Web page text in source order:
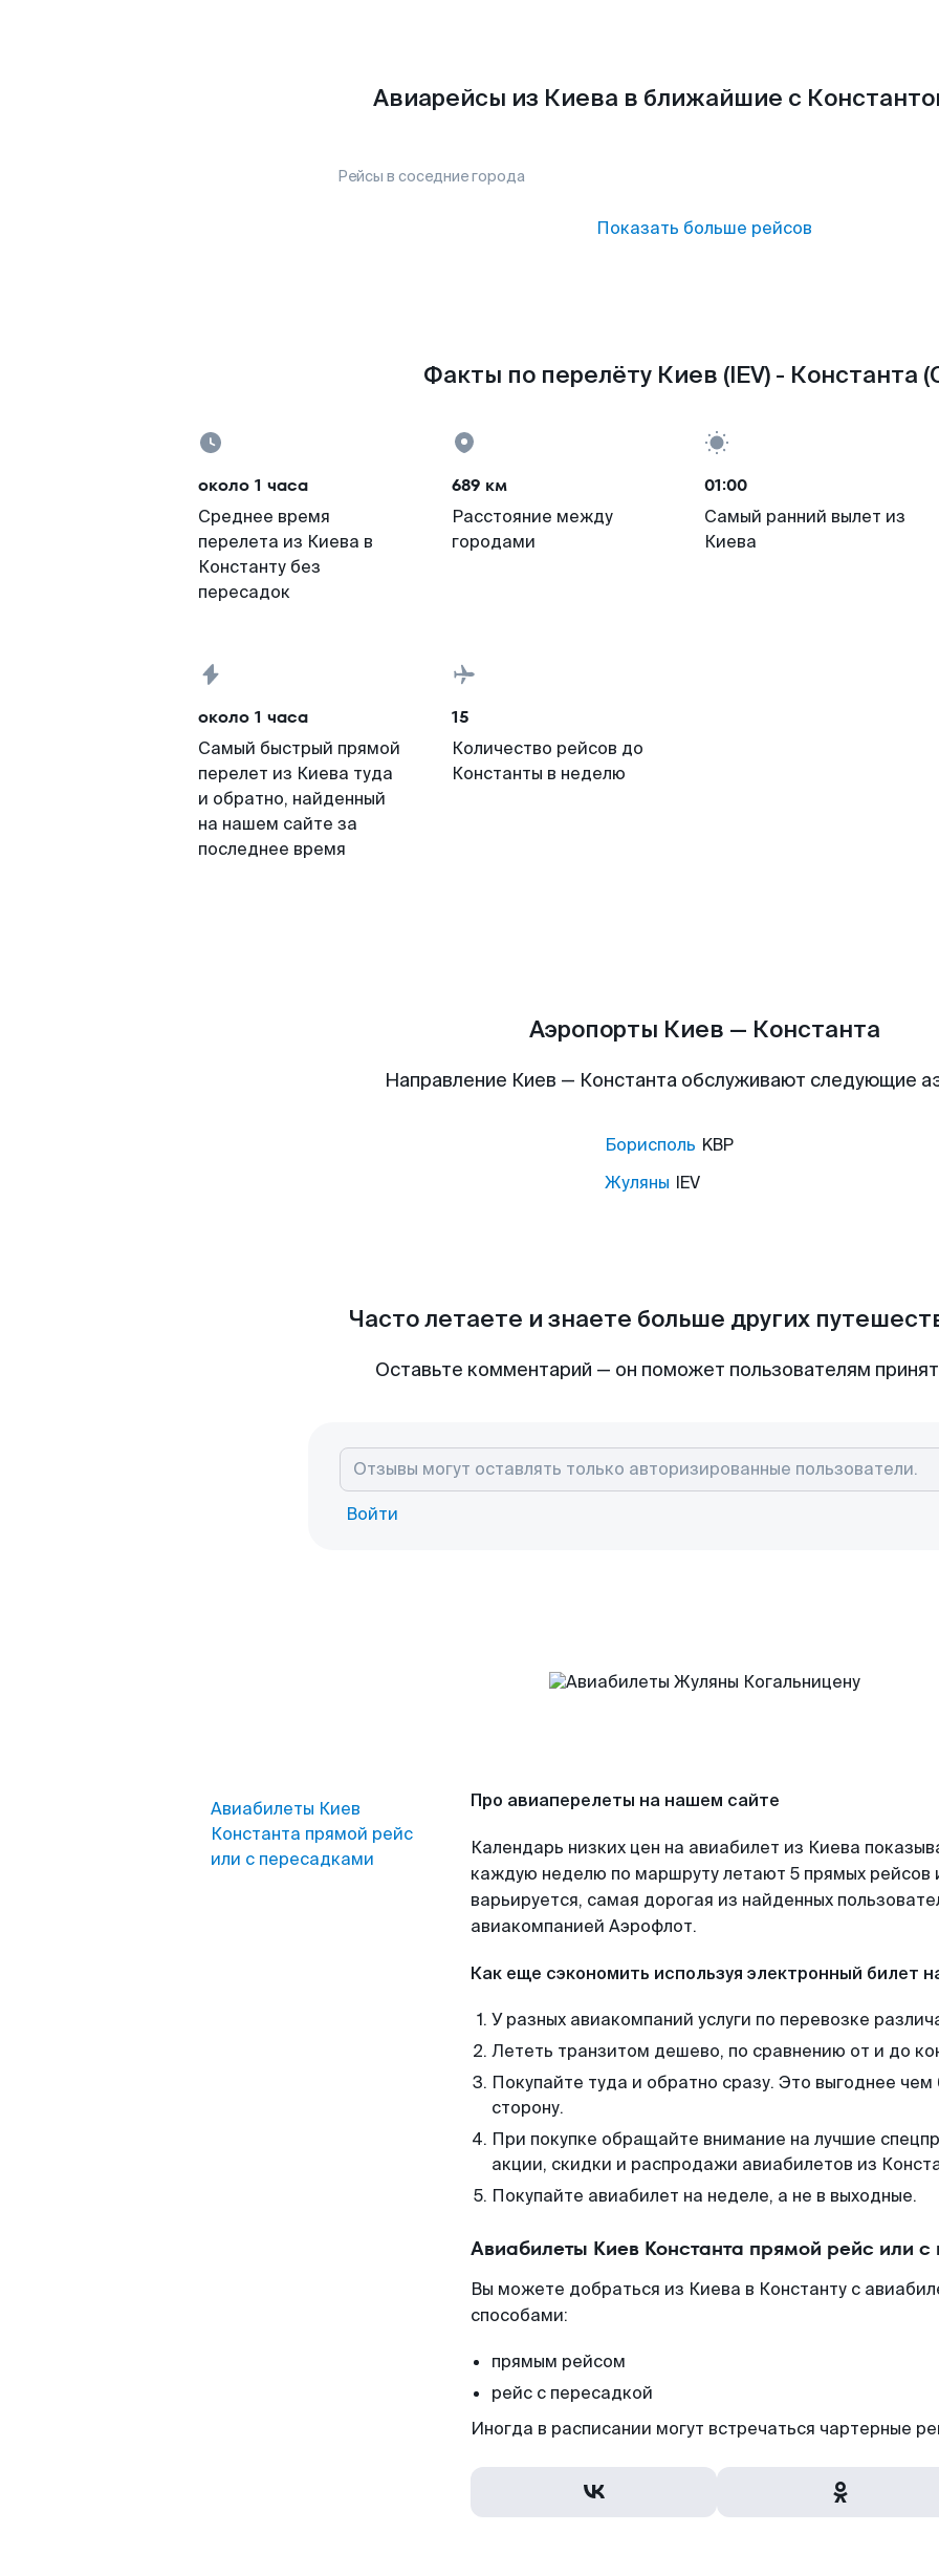
Авиарейсы из Киева в ближайшие с
Рейсы в соседние города
Показать больше рейсов
Факты по перелёту Киев (IEV) - Константа
около 1 часа
Среднее время
перелета из Киева в
Константу без
пересадок
689 км
Расстояние между
городами
01:00
Самый ранний вылет из
Киева
около 1 часа
Самый быстрый прямой
перелет из Киева туда
и обратно, найденный
на нашем сайте за
последнее время
15
Количество рейсов до
Константы в неделю
Аэропорты Киев — Константа
Направление Киев — Константа обслуживают следующие
Борисполь KBP
Жуляны IEV
Часто летаете и знаете больше других
Оставьте комментарий — он поможет пользователям
Войти
Авиабилеты Киев
Константа прямой рейс
или с пересадками
Про авиаперелеты на нашем сайте
Календарь низких цен на авиабилет из Киева
каждую неделю по маршруту летают 5 прямых рейсов
варьируется, самая дорогая из найденных
авиакомпанией Аэрофлот.
Как еще сэкономить используя электронный билет
У разных авиакомпаний услуги по перевозке
Лететь транзитом дешево, по сравнению от и до
Покупайте туда и обратно сразу. Это выгоднее
сторону.
При покупке обращайте внимание на лучшие
акции, скидки и распродажи авиабилетов из
Покупайте авиабилет на неделе, а не в выходные.
Авиабилеты Киев Константа прямой рейс или
Вы можете добраться из Киева в Константу с
способами:
прямым рейсом
рейс с пересадкой
Иногда в расписании могут встречаться чартерные